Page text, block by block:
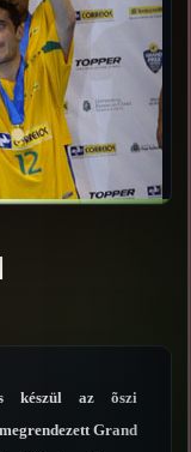
készül az õszi
Grand